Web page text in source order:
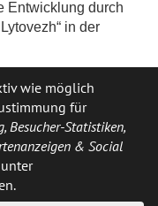
Entwicklung durch
in der
, Bau-,
der Ortstermin,
Die Sitzung
mit dem
Ferrières-
öffentlichen
wie möglich
für
Besucher-Statistiken,
& Social